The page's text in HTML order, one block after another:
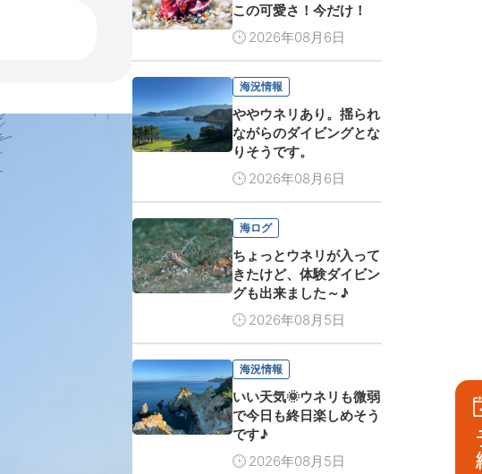
この可愛さ！今だけ！
2026年08月6日
海況情報
ややウネリあり。揺られ
ながらのダイビングとな
りそうです。
2026年08月6日
海ログ
ちょっとウネリが入って
きたけど、体験ダイビン
グも出来ました～♪
2026年08月5日
海況情報
いい天気🌞ウネリも微弱
で今日も終日楽しめそう
です♪
2026年08月5日